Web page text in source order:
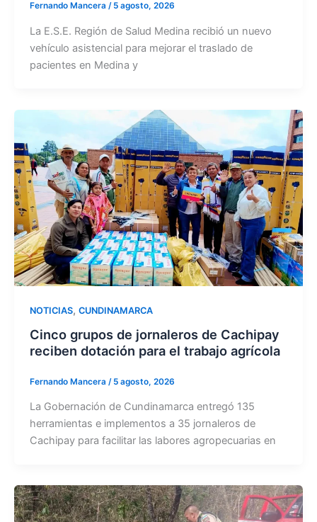
Fernando Mancera / 5 agosto, 2026
La E.S.E. Región de Salud Medina recibió un nuevo
vehículo asistencial para mejorar el traslado de
pacientes en Medina y
NOTICIAS, CUNDINAMARCA
Cinco grupos de jornaleros de Cachipay
reciben dotación para el trabajo agrícola
Fernando Mancera / 5 agosto, 2026
La Gobernación de Cundinamarca entregó 135
herramientas e implementos a 35 jornaleros de
Cachipay para facilitar las labores agropecuarias en